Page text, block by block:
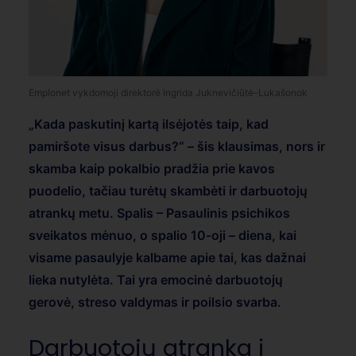
Emplonet vykdomoji direktorė Ingrida Juknevičiūtė-Lukašonok
„Kada paskutinį kartą ilsėjotės taip, kad
pamiršote visus darbus?“ – šis klausimas, nors ir
skamba kaip pokalbio pradžia prie kavos
puodelio, tačiau turėtų skambėti ir darbuotojų
atrankų metu. Spalis – Pasaulinis psichikos
sveikatos mėnuo, o spalio 10-oji – diena, kai
visame pasaulyje kalbame apie tai, kas dažnai
lieka nutylėta. Tai yra emocinė darbuotojų
gerovė, streso valdymas ir poilsio svarba.
Darbuotojų atranka į